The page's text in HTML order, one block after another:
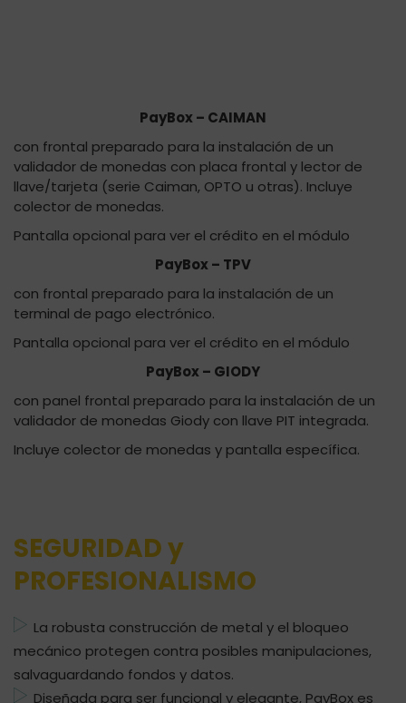
PayBox – CAIMAN
con frontal preparado para la instalación de un
validador de monedas con placa frontal y lector de
llave/tarjeta (serie Caiman, OPTO u otras). Incluye
colector de monedas.
Pantalla opcional para ver el crédito en el módulo
PayBox – TPV
con frontal preparado para la instalación de un
terminal de pago electrónico.
Pantalla opcional para ver el crédito en el módulo
PayBox – GIODY
con panel frontal preparado para la instalación de un
validador de monedas Giody con llave PIT integrada.
Incluye colector de monedas y pantalla específica.
SEGURIDAD y
PROFESIONALISMO
La robusta construcción de metal y el bloqueo
mecánico protegen contra posibles manipulaciones,
salvaguardando fondos y datos.
Diseñada para ser funcional y elegante, PayBox es